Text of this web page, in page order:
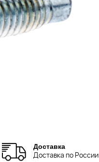
Доставка
Доставка по России